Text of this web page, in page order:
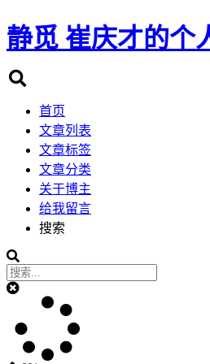
静觅 崔庆才的个
首页
文章列表
文章标签
文章分类
关于博主
给我留言
搜索